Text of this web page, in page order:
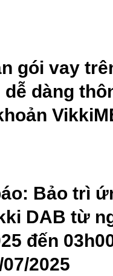
gói vay
dễ dàng
Bảo trì
DAB từ
đến
2025